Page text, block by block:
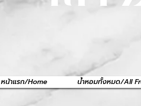
หน้าแรก/Home น้ำหอมทั้งหมด/All